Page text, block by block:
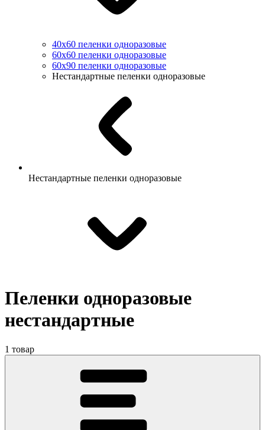
40х60 пеленки одноразовые
60х60 пеленки одноразовые
60х90 пеленки одноразовые
Нестандартные пеленки одноразовые
Нестандартные пеленки одноразовые
Пеленки одноразовые
нестандартные
1 товар